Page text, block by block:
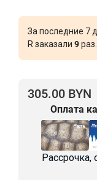
За последние 7
R заказали 9раз.
305.00 BYN
Оплата
Рассрочка,